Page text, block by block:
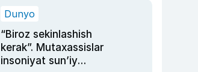
Dunyo
“Biroz sekinlashish
kerak”. Mutaxassislar
insoniyat sun’iy